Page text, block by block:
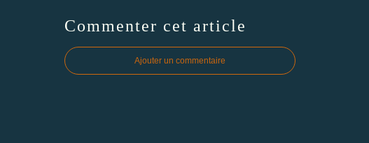
Commenter cet article
Ajouter un commentaire